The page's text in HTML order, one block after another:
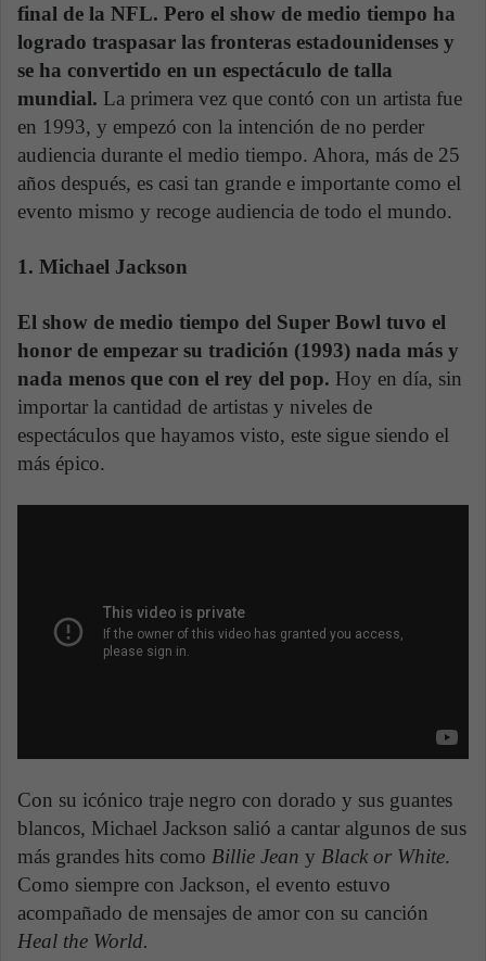
final de la NFL. Pero el show de medio tiempo ha
logrado traspasar las fronteras estadounidenses y
se ha convertido en un espectáculo de talla
mundial. La primera vez que contó con un artista fue
en 1993, y empezó con la intención de no perder
audiencia durante el medio tiempo. Ahora, más de 25
años después, es casi tan grande e importante como el
evento mismo y recoge audiencia de todo el mundo.
1. Michael Jackson
El show de medio tiempo del Super Bowl tuvo el
honor de empezar su tradición (1993) nada más y
nada menos que con el rey del pop. Hoy en día, sin
importar la cantidad de artistas y niveles de
espectáculos que hayamos visto, este sigue siendo el
más épico.
Con su icónico traje negro con dorado y sus guantes
blancos, Michael Jackson salió a cantar algunos de sus
más grandes hits como Billie Jean y Black or White.
Como siempre con Jackson, el evento estuvo
acompañado de mensajes de amor con su canción
Heal the World.